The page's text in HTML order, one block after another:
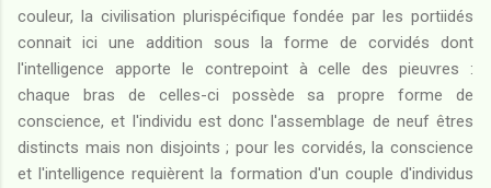
couleur, la civilisation plurispécifique fondée par les portiidés
connait ici une addition sous la forme de corvidés dont
l'intelligence apporte le contrepoint à celle des pieuvres :
chaque bras de celles-ci possède sa propre forme de
conscience, et l'individu est donc l'assemblage de neuf êtres
distincts mais non disjoints ; pour les corvidés, la conscience
et l'intelligence requièrent la formation d'un couple d'individus